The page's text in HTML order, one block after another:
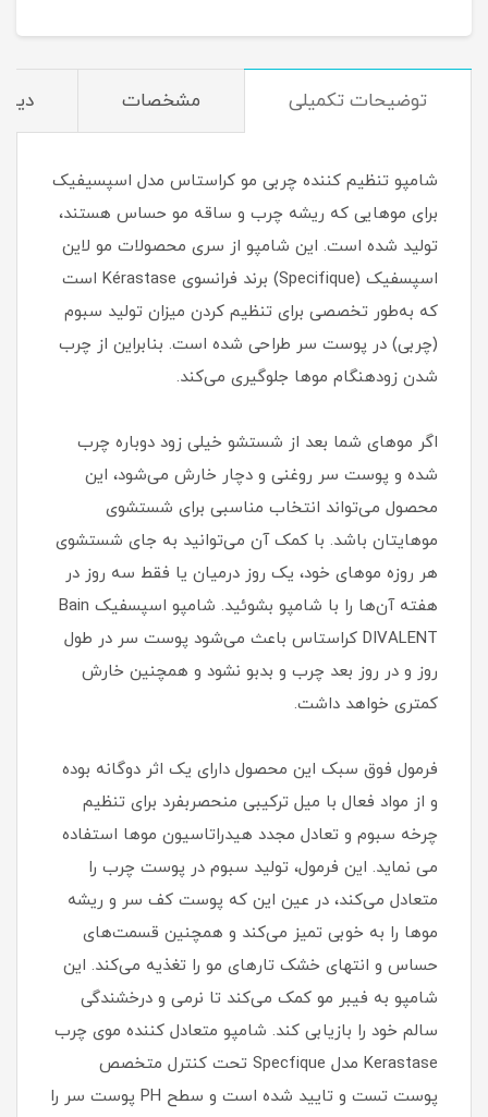
توضیحات تکمیلی مشخصات
شامپو تنظیم کننده چربی مو کراستاس مدل اسپسیفیک
برای موهایی که ریشه چرب و ساقه مو حساس هستند،
تولید شده است. این شامپو از سری محصولات مو لاین
اسپسفیک (Specifique) برند فرانسوی Kérastase است
که به‌طور تخصصی برای تنظیم کردن میزان تولید سبوم
(چربی) در پوست سر طراحی شده است. بنابراین از چرب
شدن زودهنگام موها جلوگیری می‌کند.
اگر موهای شما بعد از شستشو خیلی زود دوباره چرب
شده و پوست سر روغنی و دچار خارش می‌شود، این
محصول می‌تواند انتخاب مناسبی برای شستشوی
موهایتان باشد. با کمک آن می‌توانید به جای شستشوی
هر روزه موهای خود، یک روز درمیان یا فقط سه روز در
هفته آن‌ها را با شامپو بشوئید. شامپو اسپسفیک Bain
DIVALENT کراستاس باعث می‌شود پوست سر در طول
روز و در روز بعد چرب و بدبو نشود و همچنین خارش
کمتری خواهد داشت.
فرمول فوق سبک این محصول دارای یک اثر دوگانه بوده
و از مواد فعال با میل ترکیبی منحصربفرد برای تنظیم
چرخه سبوم و تعادل مجدد هیدراتاسیون موها استفاده
می نماید. این فرمول، تولید سبوم در پوست چرب را
متعادل می‌کند، در عین این که پوست کف سر و ریشه
موها را به خوبی تمیز می‌کند و همچنین قسمت‌های
حساس و انتهای خشک تارهای مو را تغذیه می‌کند. این
شامپو به فیبر مو کمک می‌کند تا نرمی و درخشندگی
سالم خود را بازیابی کند. شامپو متعادل کننده موی چرب
Kerastase مدل Specfique تحت کنترل متخصص
پوست تست و تایید شده است و سطح PH پوست سر را